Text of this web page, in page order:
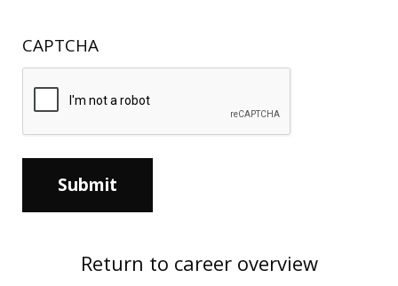
CAPTCHA
Return to career overview